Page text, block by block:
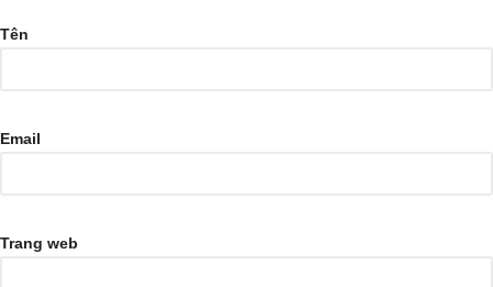
Tên
Email
Trang web